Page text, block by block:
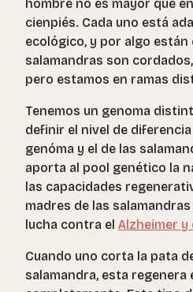
hombre no es mayor que
cienpiés. Cada uno está
ecológico, y por algo están
salamandras son
pero estamos en ramas
Tenemos un genoma
definir el nivel de
genóma y el de las
aporta al pool genético la
las capacidades
madres de las
lucha contra el Alzheimer y
Cuando uno corta la pata
salamandra, esta regenera